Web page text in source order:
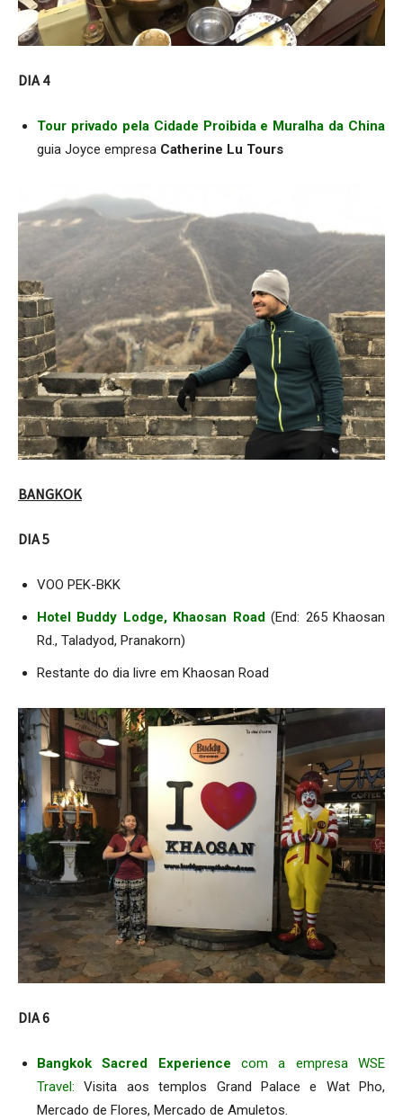
DIA 4
Tour privado pela Cidade Proibida e Muralha da China
guia Joyce empresa Catherine Lu Tours
BANGKOK
DIA 5
VOO PEK-BKK
Hotel Buddy Lodge, Khaosan Road (End: 265 Khaosan
Rd., Taladyod, Pranakorn)
Restante do dia livre em Khaosan Road
DIA 6
Bangkok Sacred Experience com a empresa WSE
Travel: Visita aos templos Grand Palace e Wat Pho,
Mercado de Flores, Mercado de Amuletos.